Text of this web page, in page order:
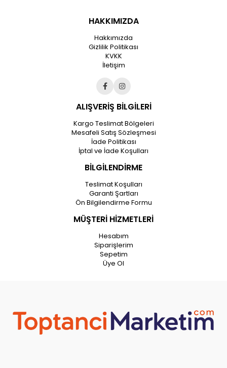
HAKKIMIZDA
Hakkımızda
Gizlilik Politikası
KVKK
İletişim
ALIŞVERİŞ BİLGİLERİ
Kargo Teslimat Bölgeleri
Mesafeli Satış Sözleşmesi
İade Politikası
İptal ve İade Koşulları
BİLGİLENDİRME
Teslimat Koşulları
Garanti Şartları
Ön Bilgilendirme Formu
MÜŞTERİ HİZMETLERİ
Hesabım
Siparişlerim
Sepetim
Üye Ol